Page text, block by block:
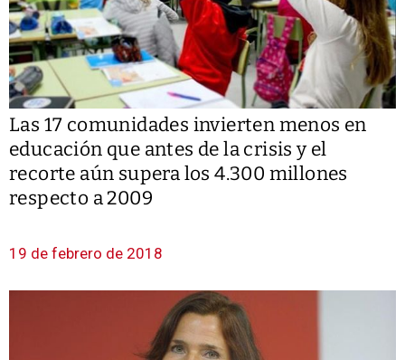
Las 17 comunidades invierten menos en
educación que antes de la crisis y el
recorte aún supera los 4.300 millones
respecto a 2009
19 de febrero de 2018